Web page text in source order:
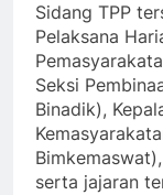
Sidang TPP
Pelaksana
Seksi
Binadik),
serta jajaran